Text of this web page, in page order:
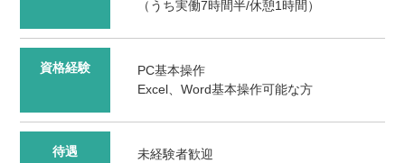
（うち実働7時間半/休憩1時間）
資格経験
PC基本操作
Excel、Word基本操作可能な方
待遇
未経験者歓迎